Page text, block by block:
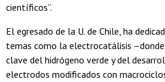
científicos”.
El egresado de la U. de Chile, ha
temas como la electrocatálisis
clave del hidrógeno verde y del
electrodos modificados con